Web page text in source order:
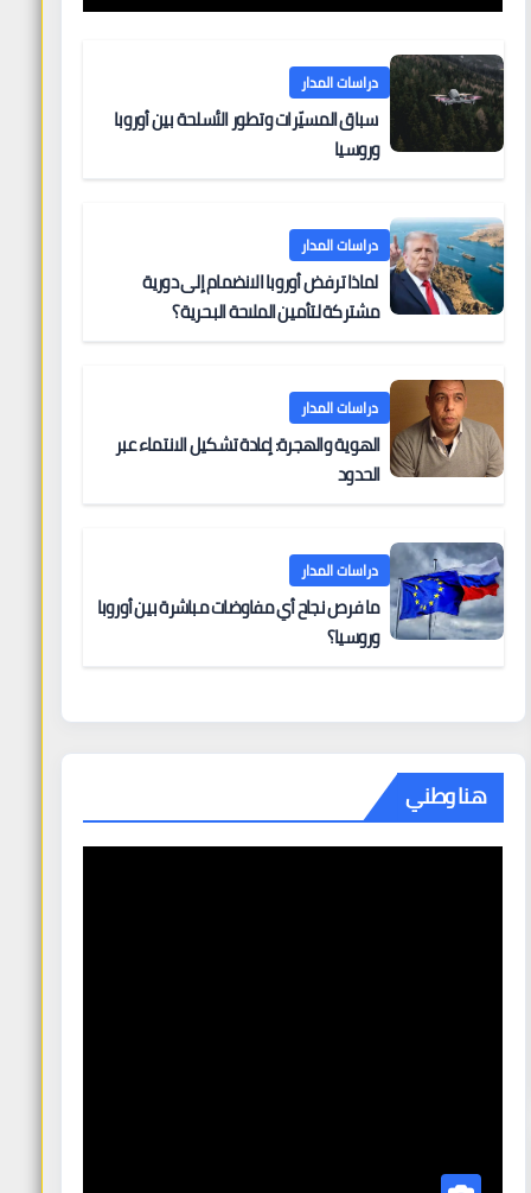
دراسات المدار
سباق المسيّرات وتطور الأسلحة بين أوروبا
وروسيا
دراسات المدار
لماذا ترفض أوروبا الانضمام إلى دورية
مشتركة لتأمين الملاحة البحرية؟
دراسات المدار
الهوية والهجرة: إعادة تشكيل الانتماء عبر
الحدود
دراسات المدار
ما فرص نجاح أي مفاوضات مباشرة بين أوروبا
وروسيا؟
هنا وطني